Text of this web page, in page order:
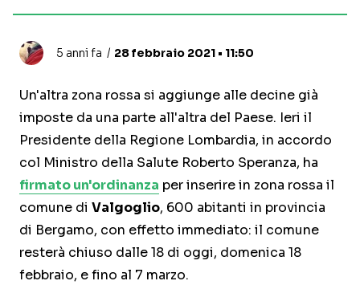
5 anni fa 28 febbraio 2021 • 11:50
Un'altra zona rossa si aggiunge alle decine già
imposte da una parte all'altra del Paese. Ieri il
Presidente della Regione Lombardia, in accordo
col Ministro della Salute Roberto Speranza, ha
firmato un'ordinanza per inserire in zona rossa il
comune di Valgoglio, 600 abitanti in provincia
di Bergamo, con effetto immediato: il comune
resterà chiuso dalle 18 di oggi, domenica 18
febbraio, e fino al 7 marzo.